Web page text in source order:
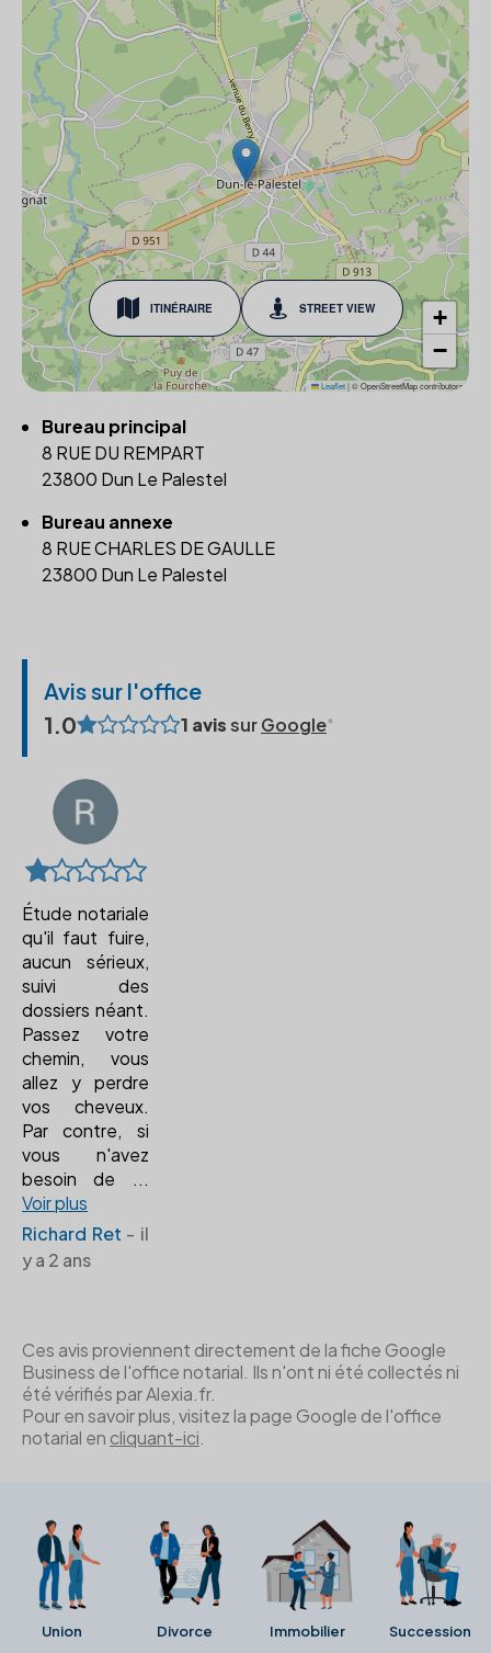
ITINÉRAIRE STREET VIEW
+
−
Leaflet|© OpenStreetMap contributors
Bureau principal
8 RUE DU REMPART
23800 Dun Le Palestel
Bureau annexe
8 RUE CHARLES DE GAULLE
23800 Dun Le Palestel
Avis sur l'office
1.0
1 avissurGoogle
Étude notariale
qu'il faut fuire,
aucun sérieux,
suivi des
dossiers néant.
Passez votre
chemin, vous
allez y perdre
vos cheveux.
Par contre, si
vous n'avez
besoin de ...
Voir plus
Richard Ret - il
y a 2 ans
Ces avis proviennent directement de la fiche Google
Business de l'office notarial. Ils n'ont ni été collectés ni
été vérifiés par Alexia.fr.
Pour en savoir plus, visitez la page Google de l'office
notarial en cliquant-ici.
Union Divorce Immobilier Succession